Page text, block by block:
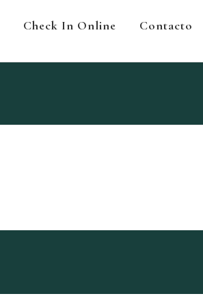
Check In Online Contacto